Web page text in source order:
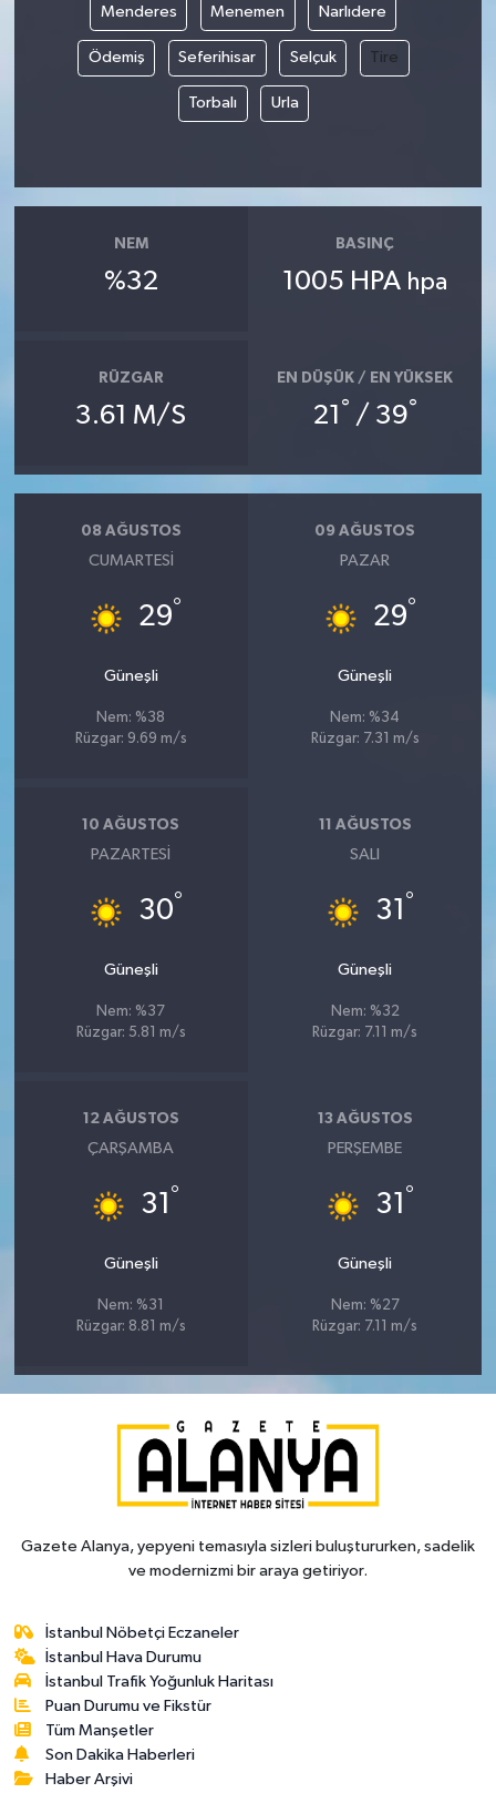
Menderes Menemen Narlıdere
Ödemiş Seferihisar Selçuk Tire
Torbalı Urla
NEM
%32
BASINÇ
1005 HPA hpa
RÜZGAR
3.61 M/S
EN DÜŞÜK / EN YÜKSEK
21 ° / 39°
08 AĞUSTOS
CUMARTESI
29°
Güneşli
Nem: %38
Rüzgar: 9.69 m/s
09 AĞUSTOS
PAZAR
29°
Güneşli
Nem: %34
Rüzgar: 7.31 m/s
10 AĞUSTOS
PAZARTESI
30°
Güneşli
Nem: %37
Rüzgar: 5.81 m/s
11 AĞUSTOS
SALI
31 °
Güneşli
Nem: %32
Rüzgar: 7.11 m/s
12 AĞUSTOS
ÇARŞAMBA
31 °
Güneşli
Nem: %31
Rüzgar: 8.81 m/s
13 AĞUSTOS
PERŞEMBE
31 °
Güneşli
Nem: %27
Rüzgar: 7.11 m/s
Gazete Alanya, yepyeni temasıyla sizleri buluştururken, sadelik
ve modernizmi bir araya getiriyor.
İstanbul Nöbetçi Eczaneler
İstanbul Hava Durumu
İstanbul Trafik Yoğunluk Haritası
Puan Durumu ve Fikstür
Tüm Manşetler
Son Dakika Haberleri
Haber Arşivi